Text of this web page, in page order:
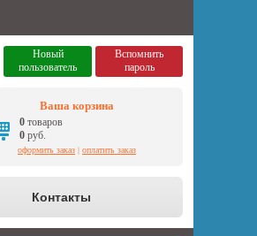
Новый
пользователь
Вспомнить
пароль
Ваша корзина
0 товаров
0 руб.
оформить заказ | оплатить заказ
Контакты